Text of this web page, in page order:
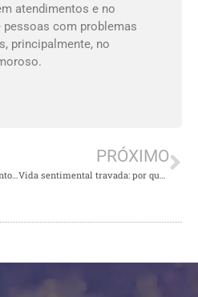
atendimentos e no
pessoas com problemas
principalmente, no
Sinais de que seu relacionamento está em perigo!
PRÓXIMO
Vida sentimental travada: por que isso acontece?